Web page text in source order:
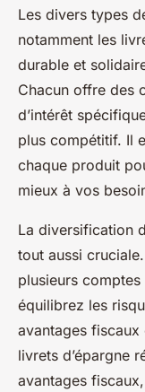
Les divers types
notamment les
durable et
Chacun offre des
d’intérêt
plus compétitif. Il
chaque produit
mieux à vos
La diversification
tout aussi
plusieurs comptes
équilibrez les
avantages fiscaux
livrets d’épargne
avantages